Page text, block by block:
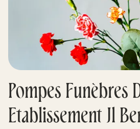
Livraison de fleurs
Blog
Mes dernières
Pompes Funèbres
Etablissement Jl